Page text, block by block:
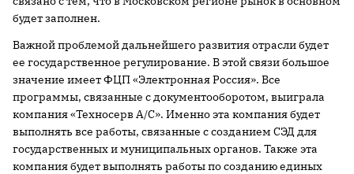
будет заполнен.
Важной проблемой дальнейшего развития отрасли будет
ее государственное регулирование. В этой связи большое
значение имеет ФЦП «Электронная Россия». Все
программы, связанные с документооборотом, выиграла
компания «Техносерв А/С». Именно эта компания будет
выполнять все работы, связанные с созданием СЭД для
государственных и муниципальных органов. Также эта
компания будет выполнять работы по созданию единых